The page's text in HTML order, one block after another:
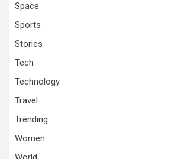
Space
Sports
Stories
Tech
Technology
Travel
Trending
Women